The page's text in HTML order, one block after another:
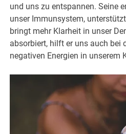
und uns zu entspannen. Seine
unser Immunsystem,
bringt mehr Klarheit in unser
absorbiert, hilft er uns auch bei
negativen Energien in unserem